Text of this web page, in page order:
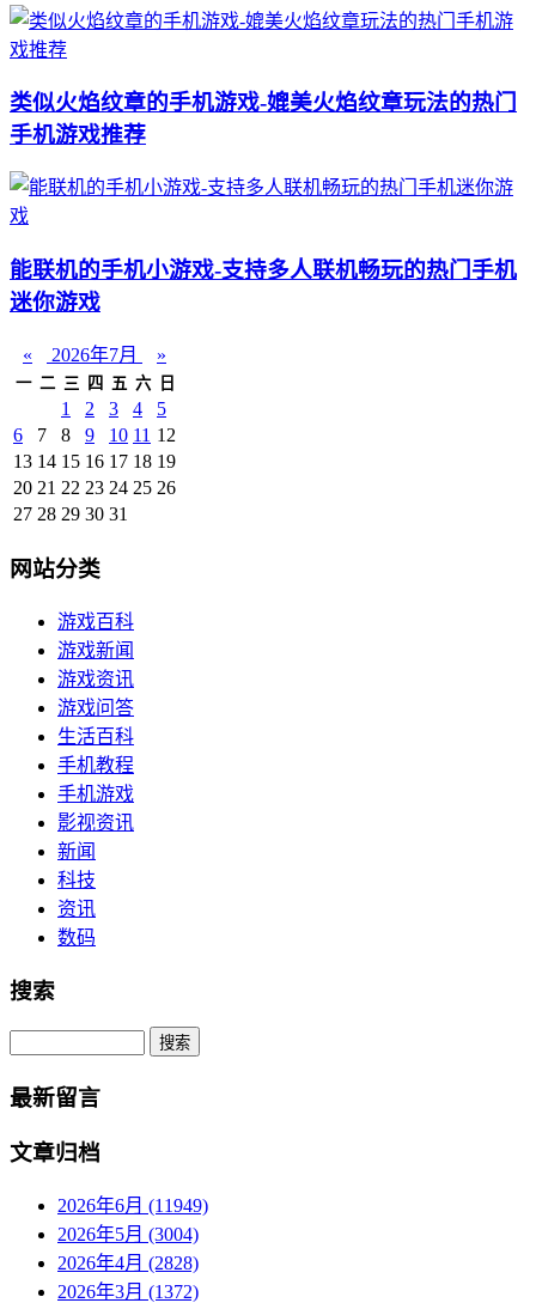
类似火焰纹章的手机游戏-媲美火焰纹章玩法的热门
手机游戏推荐
能联机的手机小游戏-支持多人联机畅玩的热门手机
迷你游戏
« 2026年7月 »
一 二 三 四 五 六 日
1 2 3 4
5
6
7 8 9 10 11 12
13 14 15 16 17 18 19
20 21 22 23 24 25 26
27 28 29 30 31
网站分类
游戏百科
游戏新闻
游戏资讯
游戏问答
生活百科
手机教程
手机游戏
影视资讯
新闻
科技
资讯
数码
搜索
Search
最新留言
文章归档
2026年6月 (11949)
2026年5月 (3004)
2026年4月 (2828)
2026年3月 (1372)